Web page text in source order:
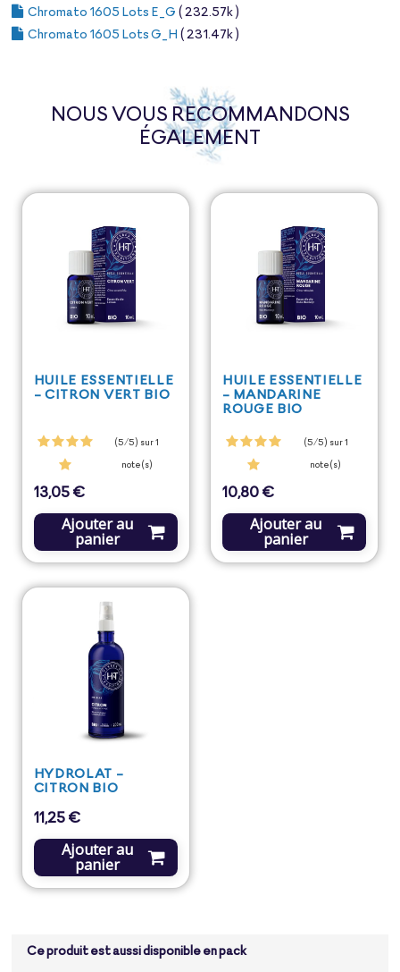
Chromato 1605 Lots E_G ( 232.57k )
Chromato 1605 Lots G_H ( 231.47k )
NOUS VOUS RECOMMANDONS
ÉGALEMENT
HUILE ESSENTIELLE
- CITRON VERT BIO
(5/5) sur 1
note(s)
Prix
13,05 €
Ajouter au
panier
HUILE ESSENTIELLE
- MANDARINE
ROUGE BIO
(5/5) sur 1
note(s)
Prix
10,80 €
Ajouter au
panier
HYDROLAT -
CITRON BIO
Prix
11,25 €
Ajouter au
panier
Ce produit est aussi disponible en pack